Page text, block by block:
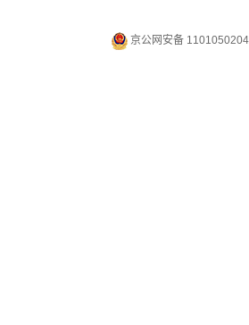
京公网安备